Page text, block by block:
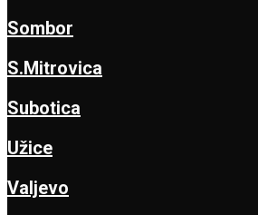
Sombor
S.Mitrovica
Subotica
Užice
Valjevo